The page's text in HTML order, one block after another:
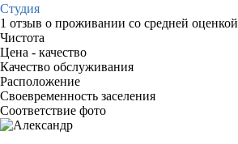
Студия
1 отзыв о проживании со средней оценкой
Чистота
Цена - качество
Качество обслуживания
Расположение
Своевременность заселения
Соответствие фото